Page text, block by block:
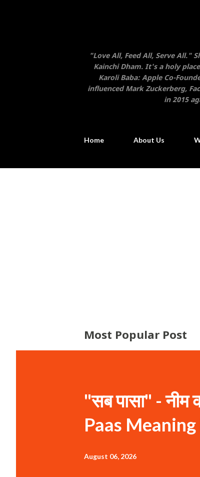
"Love All, Feed All, Serve All."
Kainchi Dham. It's a holy
Karoli Baba: Apple Co-
influenced Mark Zuckerberg,
in 2015
Home About Us
Most Popular Post
​"सब पासा" - नीम
Paas
August 06, 2026